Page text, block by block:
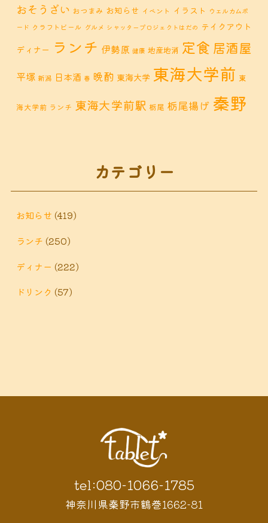
おそうざい おつまみ お知らせ イベント イラスト ウェルカムボ
ード クラフトビール グルメ シャッタープロジェクトはだの テイクアウト
ディナー ランチ 伊勢原 健康 地産地消 定食 居酒屋
平塚 新潟 日本酒 春 晩酌 東海大学 東海大学前 東
海大学前 ランチ 東海大学前駅 栃尾 栃尾揚げ 秦野
鶴巻 カフェ
ィナー鶴巻 ランチ
泉鶴巻温泉駅
カテゴリー
お知らせ (419)
ランチ (250)
ディナー (222)
ドリンク (57)
tel:080-1066-1785
神奈川県秦野市鶴巻1662-81